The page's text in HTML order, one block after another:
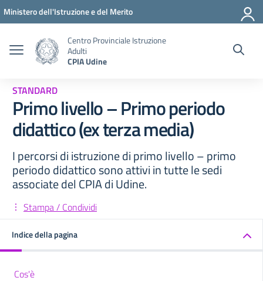
Vai ai contenuti
Vai al menu di navigazione
Vai al footer
Ministero dell'Istruzione e del Merito
Centro Provinciale Istruzione
Adulti
CPIA Udine
STANDARD
Primo livello – Primo periodo
didattico (ex terza media)
I percorsi di istruzione di primo livello – primo
periodo didattico sono attivi in tutte le sedi
associate del CPIA di Udine.
Stampa / Condividi
Indice della pagina
Cos'è